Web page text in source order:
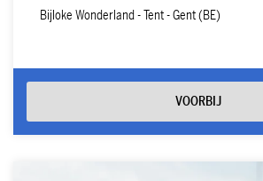
Bijloke Wonderland - Tent - Gent (BE)
VOORBIJ